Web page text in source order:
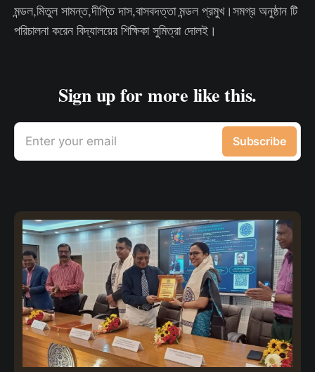
মন্ডল,মিতুল সামন্ত,দীপ্তি দাস,বাসবদত্তা মন্ডল প্রমুখ।সমগ্র অনুষ্ঠান টি
পরিচালনা করেন বিদ্যালয়ের শিক্ষিকা সুমিত্রা দোলই।
Sign up for more like this.
Enter your email Subscribe